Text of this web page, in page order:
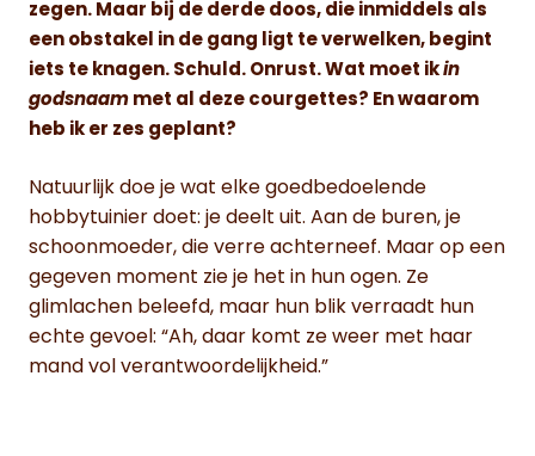
zegen. Maar bij de derde doos, die inmiddels als
een obstakel in de gang ligt te verwelken, begint
iets te knagen. Schuld. Onrust. Wat moet ik in
godsnaam met al deze courgettes? En waarom
heb ik er zes geplant?
Natuurlijk doe je wat elke goedbedoelende
hobbytuinier doet: je deelt uit. Aan de buren, je
schoonmoeder, die verre achterneef. Maar op een
gegeven moment zie je het in hun ogen. Ze
glimlachen beleefd, maar hun blik verraadt hun
echte gevoel: “Ah, daar komt ze weer met haar
mand vol verantwoordelijkheid.”